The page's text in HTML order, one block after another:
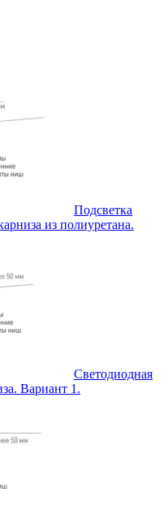
Подсветка
из полиуретана.
Светодиодная
Вариант 1.